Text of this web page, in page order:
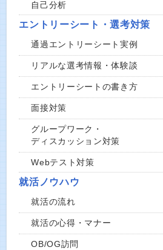
自己分析
エントリーシート・選考対策
通過エントリーシート実例
リアルな選考情報・体験談
エントリーシートの書き方
面接対策
グループワーク・
ディスカッション対策
Webテスト対策
就活ノウハウ
就活の流れ
就活の心得・マナー
OB/OG訪問